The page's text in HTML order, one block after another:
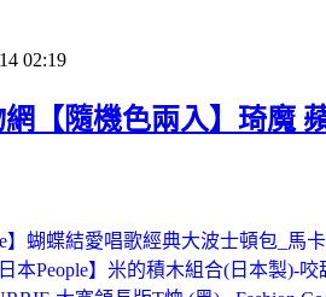
02:19
網【隨機色兩入】琦魔
】蝴蝶結愛唱歌經典大波士頓包_馬
本People】米的積木組合(日本製)-